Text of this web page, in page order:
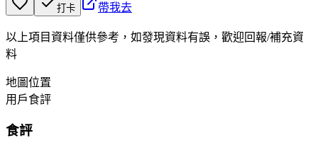
打卡 帶我去
以上項目資料僅供參考，如發現資料有誤，歡迎回報/補充資
料
地圖位置
用戶食評
食評